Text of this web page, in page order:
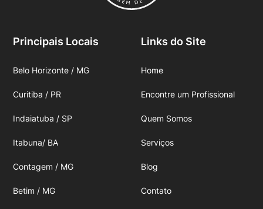
Principais Locais
Belo Horizonte / MG
Curitiba / PR
Indaiatuba / SP
Itabuna/ BA
Contagem / MG
Betim / MG
Links do Site
Home
Encontre um Profissional
Quem Somos
Serviços
Blog
Contato